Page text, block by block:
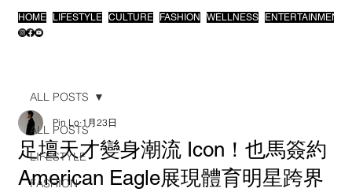
HOME LIFESTYLE CULTURE FASHION WELLNESS ENTERTAINMENT
ALL POSTS
LIFESTYLE
FASHION
ALL POSTS
足壇天才變身潮流 Icon！也馬簽約
American Eagle展現體育明星跨界
Pin Lo 1月23日